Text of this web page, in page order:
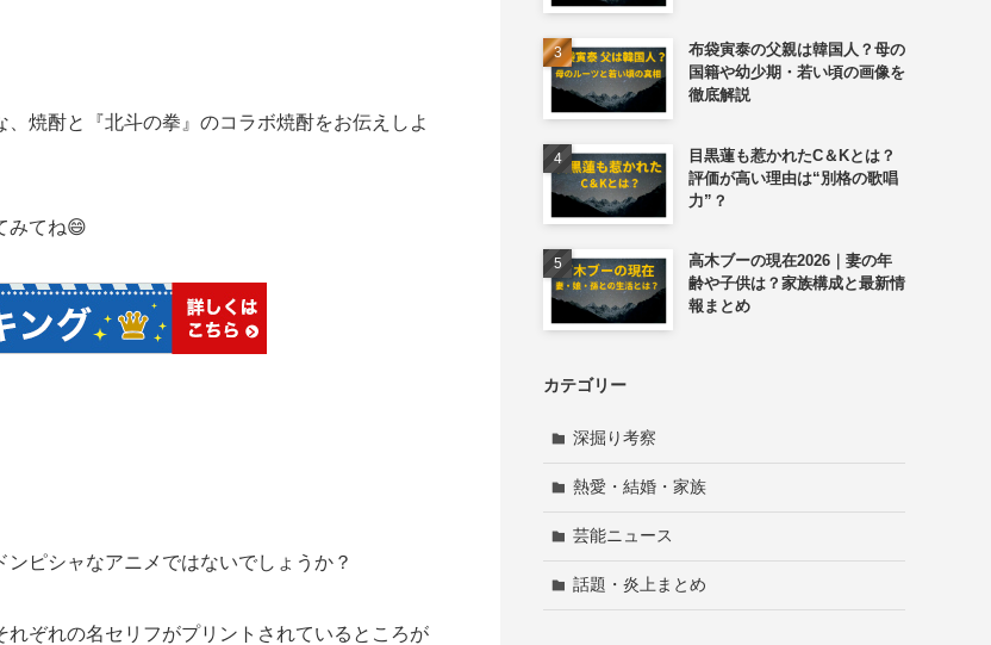
焼酎と『北斗の拳』のコラボ焼酎をお伝えしよ
みてね😄
ピシャなアニメではないでしょうか？
ぞれの名セリフがプリントされているところが
布袋寅泰の父親は韓国人？母の
国籍や幼少期・若い頃の画像を
徹底解説
目黒蓮も惹かれたC＆Kとは？
評価が高い理由は“別格の歌唱
力”？
高木ブーの現在2026｜妻の年
齢や子供は？家族構成と最新情
報まとめ
カテゴリー
深掘り考察
熱愛・結婚・家族
芸能ニュース
話題・炎上まとめ